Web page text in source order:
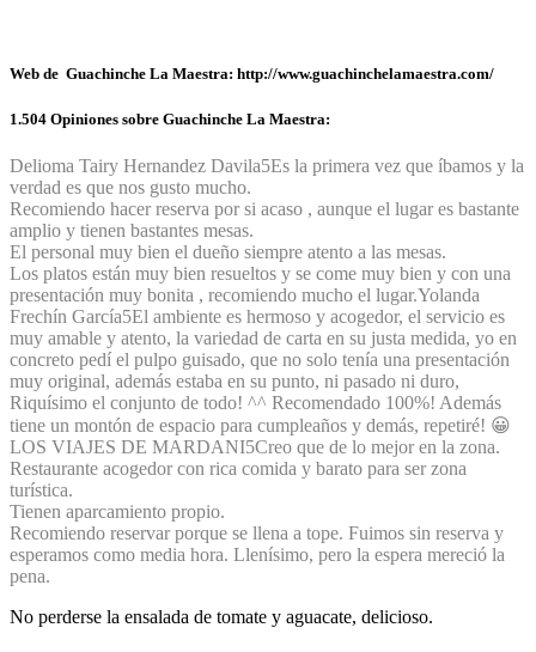
Web de Guachinche La Maestra: http://www.guachinchelamaestra.com/
1.504 Opiniones sobre Guachinche La Maestra:
Delioma Tairy Hernandez Davila5Es la primera vez que íbamos y la
verdad es que nos gusto mucho.
Recomiendo hacer reserva por si acaso , aunque el lugar es bastante
amplio y tienen bastantes mesas.
El personal muy bien el dueño siempre atento a las mesas.
Los platos están muy bien resueltos y se come muy bien y con una
presentación muy bonita , recomiendo mucho el lugar.Yolanda
Frechín García5El ambiente es hermoso y acogedor, el servicio es
muy amable y atento, la variedad de carta en su justa medida, yo en
concreto pedí el pulpo guisado, que no solo tenía una presentación
muy original, además estaba en su punto, ni pasado ni duro,
Riquísimo el conjunto de todo! ^^ Recomendado 100%! Además
tiene un montón de espacio para cumpleaños y demás, repetiré! 😀
LOS VIAJES DE MARDANI5Creo que de lo mejor en la zona.
Restaurante acogedor con rica comida y barato para ser zona
turística.
Tienen aparcamiento propio.
Recomiendo reservar porque se llena a tope. Fuimos sin reserva y
esperamos como media hora. Llenísimo, pero la espera mereció la
pena.
No perderse la ensalada de tomate y aguacate, delicioso.